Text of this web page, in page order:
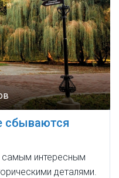
сбываются
интересным
деталями.